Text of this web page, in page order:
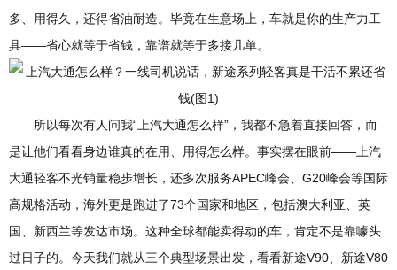
多、用得久，还得省油耐造。毕竟在生意场上，车就是你的生产力工
具——省心就等于省钱，靠谱就等于多接几单。
所以每次有人问我“上汽大通怎么样”，我都不急着直接回答，而
是让他们看看身边谁真的在用、用得怎么样。事实摆在眼前——上汽
大通轻客不光销量稳步增长，还多次服务APEC峰会、G20峰会等国际
高规格活动，海外更是跑进了73个国家和地区，包括澳大利亚、英
国、新西兰等发达市场。这种全球都能卖得动的车，肯定不是靠噱头
过日子的。今天我们就从三个典型场景出发，看看新途V90、新途V80